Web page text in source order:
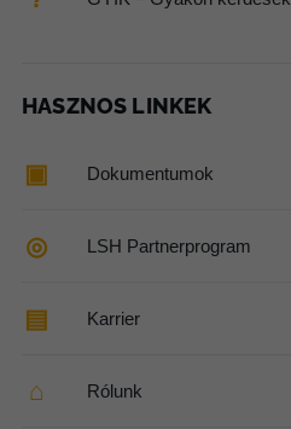
HASZNOS LINKEK
▣ Dokumentumok
◎ LSH Partnerprogram
▤ Karrier
⌂ Rólunk